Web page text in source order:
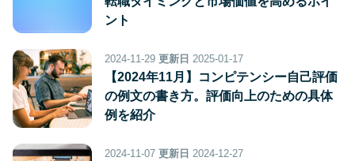
ント
2024-11-29 更新日 2025-01-17
【2024年11月】コンピテンシー自己評価
の例文の書き方。評価向上のための具体
例を紹介
2024-11-07 更新日 2024-12-27